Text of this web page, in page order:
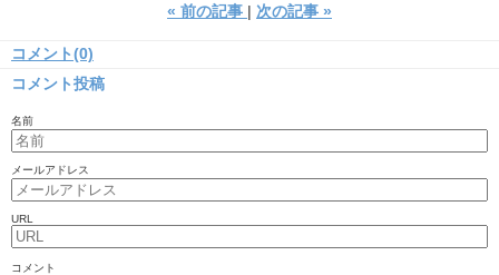
« 前の記事 次の記事 »
コメント(0)
コメント投稿
名前
メールアドレス
URL
コメント